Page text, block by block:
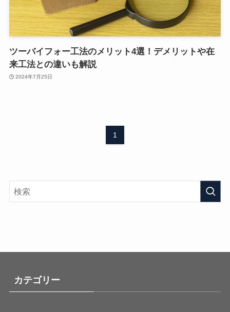
ツーバイフォー工法のメリット4選！デメリットや在
来工法との違いも解説
2024年7月25日
1
カテゴリー